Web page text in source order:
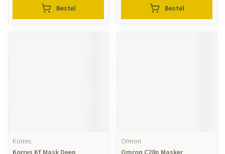
Bestel Bestel
Korres
Korres Kf Mask Deep
Omron
Omron C28p Masker